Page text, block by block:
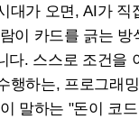
대가 오면, AI가 직
이 카드를 긁는 방
다. 스스로 조건을
행하는, 프로그래
말하는 "돈이 코